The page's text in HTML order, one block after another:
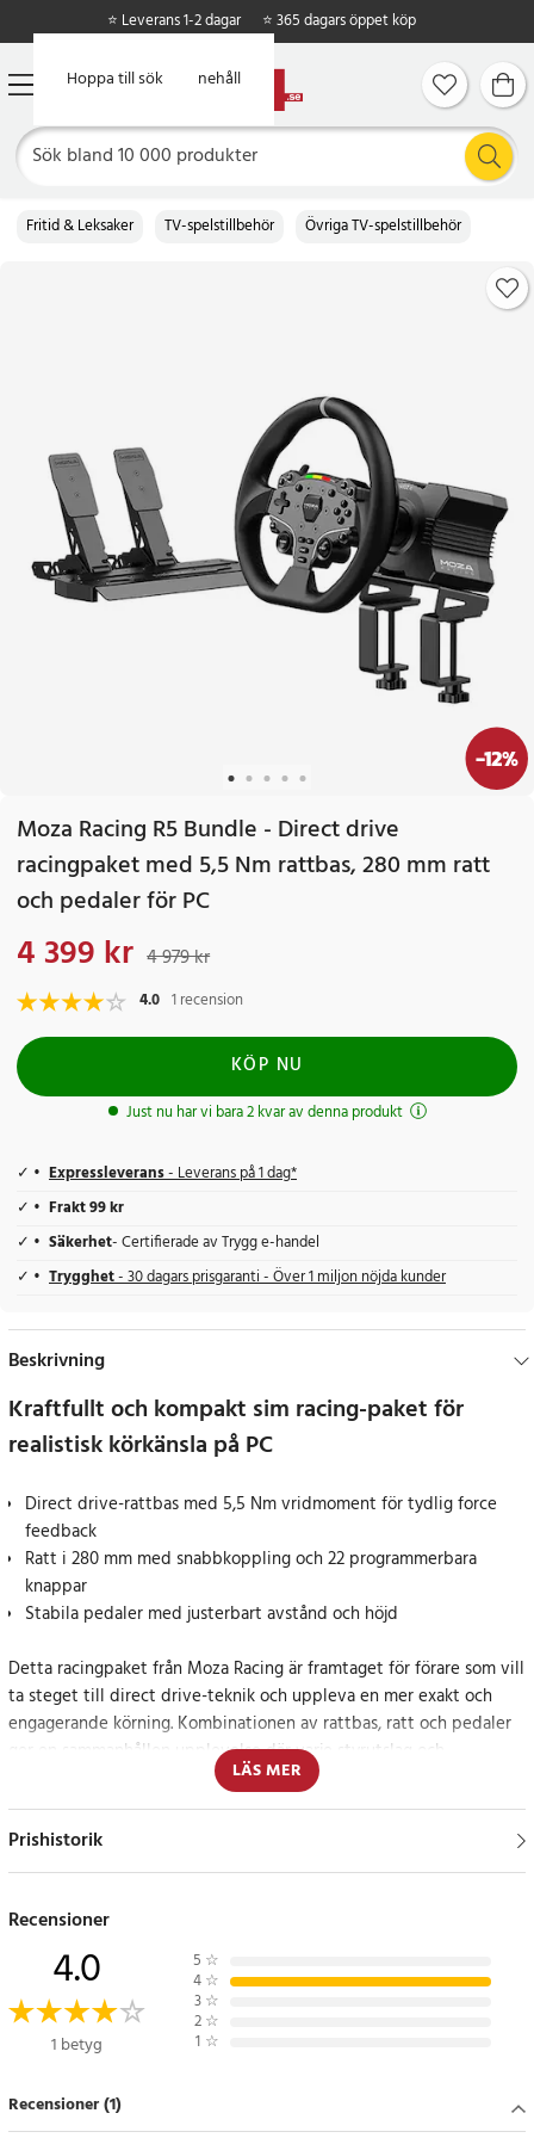
Hoppa till huvudinnehåll
Hoppa till sök
⭐ Leverans 1-2 dagar ⭐ 365 dagars öppet köp
Fritid & Leksaker TV-spelstillbehör Övriga TV-spelstillbehör
-12%
Moza Racing R5 Bundle - Direct drive
racingpaket med 5,5 Nm rattbas, 280 mm ratt
och pedaler för PC
Nuvarande pris:
4 399 kr 4 979 kr
4.0 1 recension
KÖP NU
Just nu har vi bara 2 kvar av denna produkt
Expressleverans- Leverans på 1 dag*
Frakt 99 kr
Säkerhet- Certifierade av Trygg e-handel
Trygghet- 30 dagars prisgaranti - Över 1 miljon nöjda kunder
Beskrivning
Kraftfullt och kompakt sim racing-paket för
realistisk körkänsla på PC
Direct drive-rattbas med 5,5 Nm vridmoment för tydlig force
feedback
Ratt i 280 mm med snabbkoppling och 22 programmerbara
knappar
Stabila pedaler med justerbart avstånd och höjd
Detta racingpaket från Moza Racing är framtaget för förare som vill
ta steget till direct drive-teknik och uppleva en mer exakt och
engagerande körning. Kombinationen av rattbas, ratt och pedaler
ger en sammanhållen upplevelse där varje styrutslag och
pedalrörelse återges med hög precision.
Direct drive-kraft med tydlig återkoppling
hög effekttäthet. Detta ger en direkt och linjär återkoppling som
vid både lugn körning och pressade situationer.
Kompakt lösning för begränsat utrymme
skrivbord eller bord, vilket gör paketet lämpligt även i mindre
LÄS MER
Prishistorik
Recensioner
4.0
1 betyg
5 ☆
4 ☆
3 ☆
2 ☆
1 ☆
Recensioner (1)